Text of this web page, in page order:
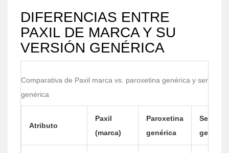
DIFERENCIAS ENTRE
PAXIL DE MARCA Y SU
VERSIÓN GENÉRICA
Comparativa de Paxil marca vs. paroxetina genérica y sertralina
genérica
Atributo
Paxil
(marca)
Paroxetina
genérica
genérica